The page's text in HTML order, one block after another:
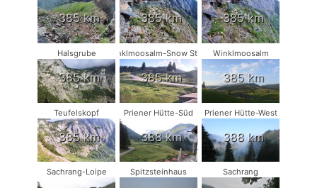
385 km 385 km 385 km
Halsgrube
385 km
Winklmoosalm-Snow Stake
385 km
Winklmoosalm
385 km
Teufelskopf
385 km
Priener Hütte-Süd
388 km
Priener Hütte-West
388 km
Sachrang-Loipe Spitzsteinhaus Sachrang